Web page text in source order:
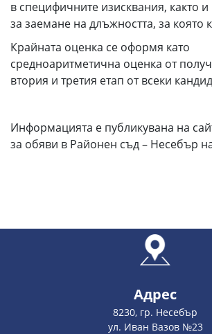
в специфичните изисквания, както
за заемане на длъжността, за която
Крайната оценка се оформя като
средноаритметична оценка от
втория и третия етап от всеки
Информацията е публикувана на
за обяви в Районен съд – Несебър
Адрес
8230, гр. Несебър
ул. Иван Вазов №23